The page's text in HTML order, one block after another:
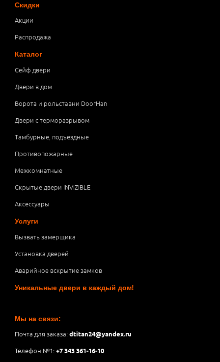
Скидки
Акции
Распродажа
Каталог
Сейф двери
Двери в дом
Ворота и рольставни DoorHan
Двери с терморазрывом
Тамбурные, подъездные
Противопожарные
Межкомнатные
Скрытые двери INVIZIBLE
Аксессуары
Услуги
Вызвать замерщика
Установка дверей
Аварийное вскрытие замков
Уникальные двери в каждый дом!
Мы на связи:
Почта для заказа:dtitan24@yandex.ru
Телефон №1:+7 343 361-16-10